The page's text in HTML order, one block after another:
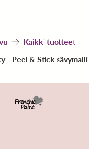
Kaikki tuotteet
- Peel & Stick sävymalli